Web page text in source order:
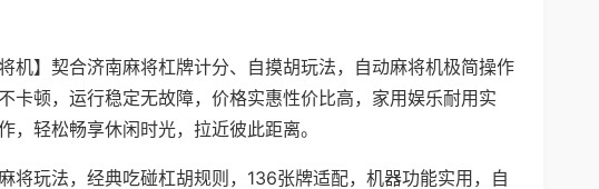
机】契合济南麻将杠牌计分、自摸胡玩法，自动麻将机极简操作
卡顿，运行稳定无故障，价格实惠性价比高，家用娱乐耐用实
，轻松畅享休闲时光，拉近彼此距离。
将玩法，经典吃碰杠胡规则，136张牌适配，机器功能实用，自